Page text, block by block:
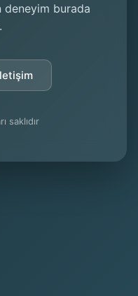
deneyim burada
saklıdır